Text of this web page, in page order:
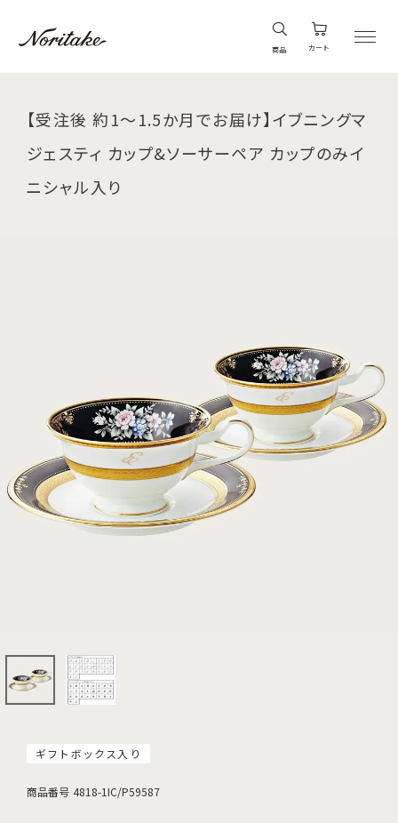
商品 カート
【受注後 約1～1.5か月でお届け】イブニングマ
ジェスティ カップ&ソーサーペア カップのみイ
ニシャル入り
ギフトボックス入り
商品番号 4818-1IC/P59587